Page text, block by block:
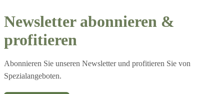
Newsletter abonnieren &
profitieren
Abonnieren Sie unseren Newsletter und profitieren Sie von
Spezialangeboten.